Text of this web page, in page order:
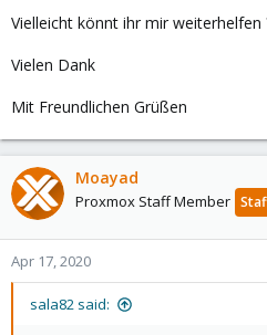
Vielleicht könnt ihr mir weiterhelfen
Vielen Dank
Mit Freundlichen Grüßen
Moayad
Proxmox Staff Member
Apr 17, 2020
sala82 said: